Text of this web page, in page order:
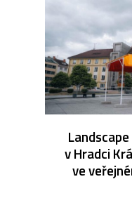
v Hradci
ve